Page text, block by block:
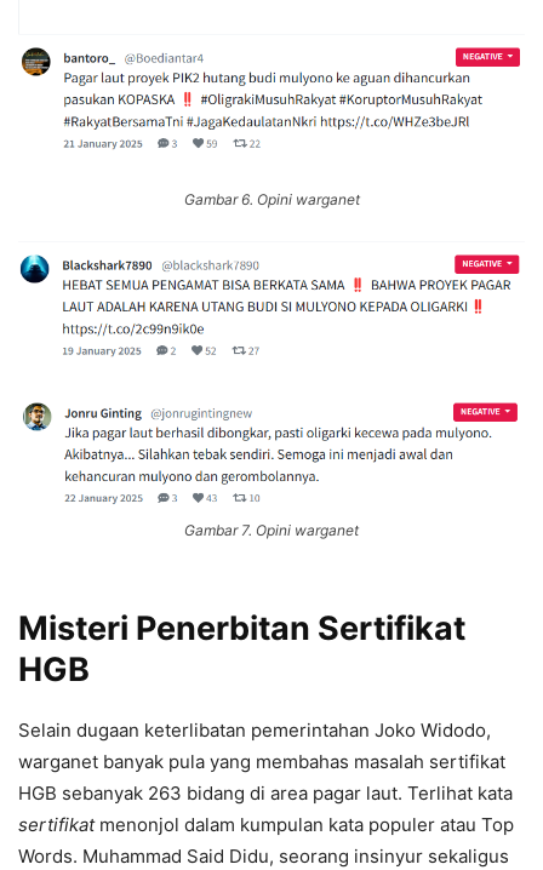
Gambar 6. Opini warganet
Gambar 7. Opini warganet
Misteri Penerbitan Sertifikat
HGB
Selain dugaan keterlibatan pemerintahan Joko Widodo,
warganet banyak pula yang membahas masalah sertifikat
HGB sebanyak 263 bidang di area pagar laut. Terlihat kata
sertifikat menonjol dalam kumpulan kata populer atau Top
Words. Muhammad Said Didu, seorang insinyur sekaligus